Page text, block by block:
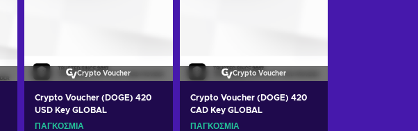
Crypto Voucher
Crypto Voucher (DOGE) 420
USD Key GLOBAL
ΠΑΓΚΌΣΜΙΑ
Crypto Voucher
Crypto Voucher (DOGE) 420
CAD Key GLOBAL
ΠΑΓΚΌΣΜΙΑ